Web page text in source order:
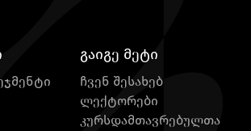
გაიგე მეტი
ჩვენ შესახებ
ლექტორები
კურსდამთავრებულთა